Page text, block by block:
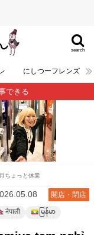
search
にしつーフレンズ
できる
ちょっと休業
開店・閉店
नेपाली မြန်မာ